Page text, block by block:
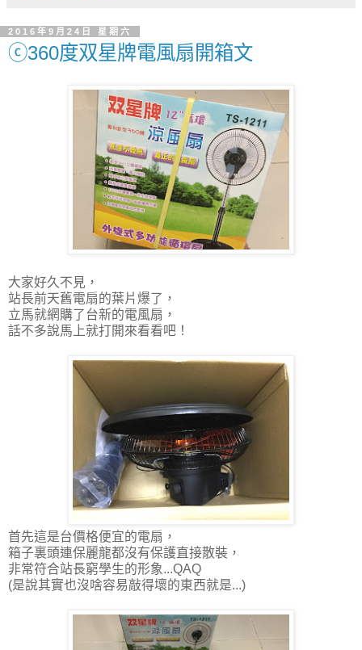
2016年9月24日 星期六
ⓒ360度双星牌電風扇開箱文
大家好久不見，
站長前天舊電扇的葉片爆了，
立馬就網購了台新的電風扇，
話不多說馬上就打開來看看吧！
首先這是台價格便宜的電扇，
箱子裏頭連保麗龍都沒有保護直接散裝，
非常符合站長窮學生的形象...QAQ
(是說其實也沒啥容易敲得壞的東西就是...)